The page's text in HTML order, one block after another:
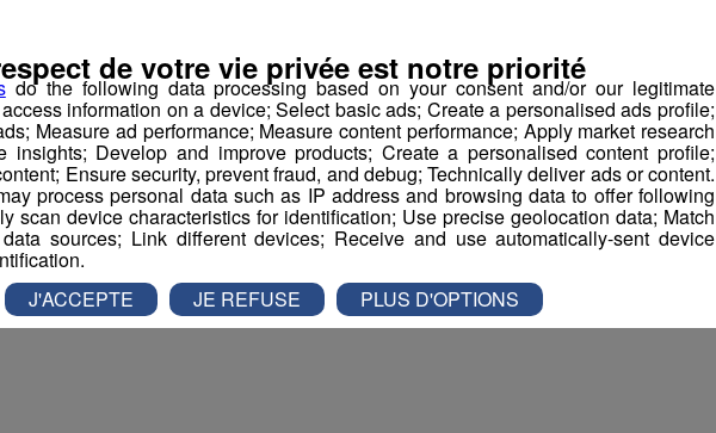
abondance, et
du service des pistes
restent prudentes, carelles savent que la
pas la dernière.
do the following data processing based on your consent and/or our legitimate
information on a device; Select basic ads; Create a personalised ads profile;
Measure ad performance; Measure content performance; Apply market research
insights; Develop and improve products; Create a personalised content profile;
Ensure security, prevent fraud, and debug; Technically deliver ads or content.
process personal data such as IP address and browsing data to offer following
scan device characteristics for identification; Use precise geolocation data; Match
sources; Link different devices; Receive and use automatically-sent device
de votre vie privée est notre priorité
J'ACCEPTE JE REFUSE PLUS D'OPTIONS